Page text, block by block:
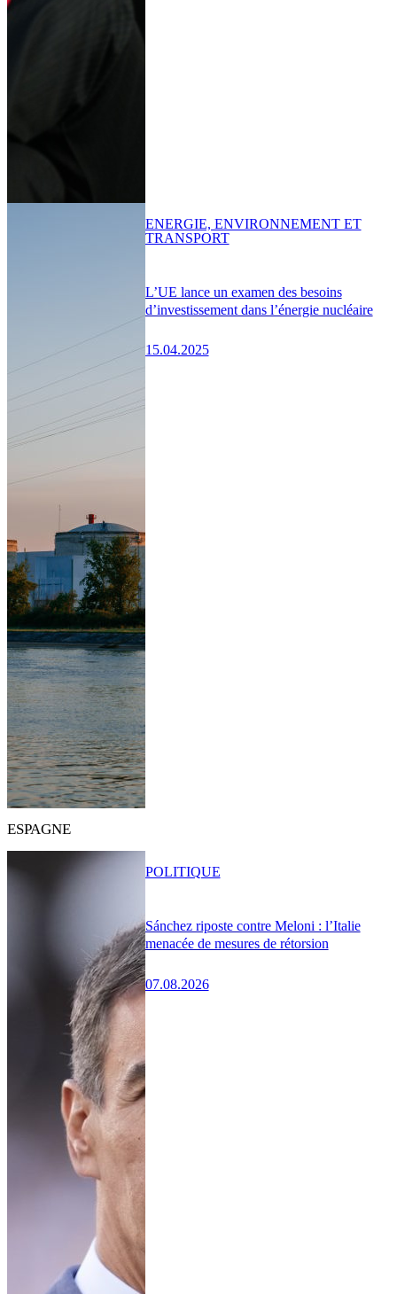
L’UE lance un examen des besoins
d’investissement dans l’énergie nucléaire
15.04.2025
ENERGIE, ENVIRONNEMENT ET
TRANSPORT
ESPAGNE
Sánchez riposte contre Meloni : l’Italie
menacée de mesures de rétorsion
07.08.2026
POLITIQUE